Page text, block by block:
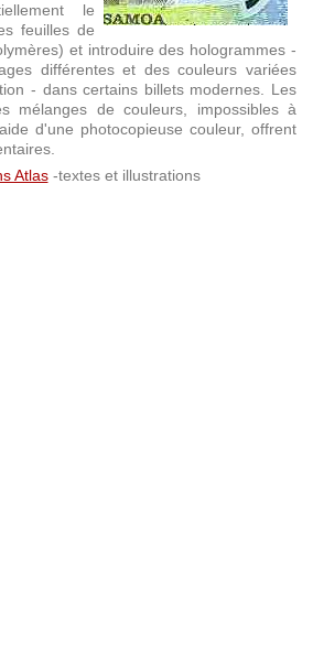
le
feuilles de
et introduire des hologrammes -
différentes et des couleurs variées
- dans certains billets modernes. Les
mélanges de couleurs, impossibles à
d'une photocopieuse couleur, offrent
Atlas-textes et illustrations